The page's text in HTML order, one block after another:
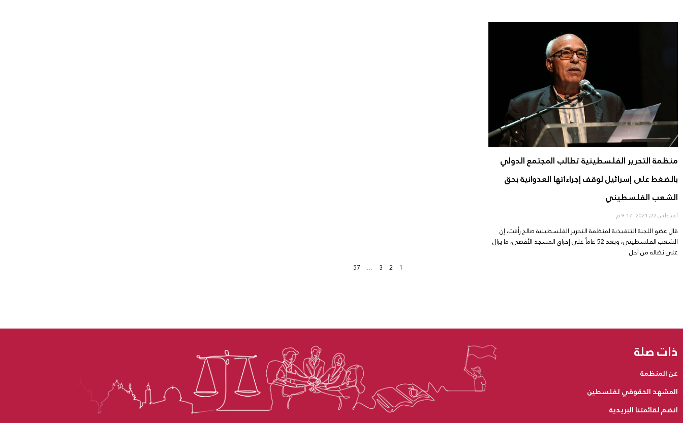
منظمة التحرير الفلسطينية تطالب المجتمع الدولي
بالضغط على إسرائيل لوقف إجراءاتها العدوانية بحق
الشعب الفلسطيني
أغسطس 22, 2021
قال عضو اللجنة التنفيذية لمنظمة التحرير الفلسطينية صالح رأفت، إن
الشعب الفلسطيني، وبعد 52 عاماً على إحراق المسجد الأقصى، ما يزال
على نضاله من أجل
1
2
3
…
57
ذات صلة
عن المنظمة
المشهد الحقوقي لفلسطين
انضم لقائمتنا البريدية